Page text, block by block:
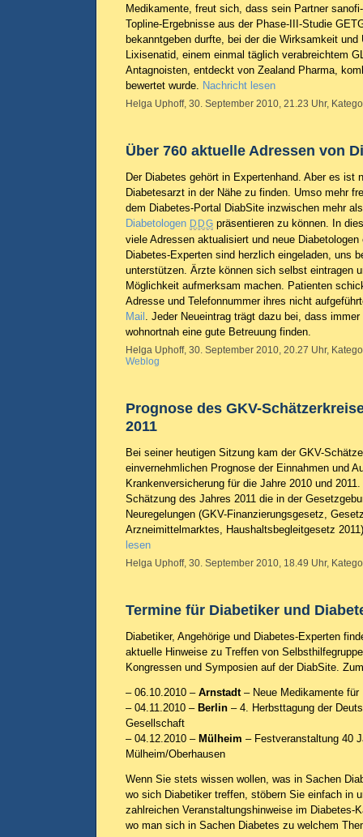
Medikamente, freut sich, dass sein Partner
Topline-Ergebnisse aus der Phase-III-Studie
bekanntgeben durfte, bei der die Wirksamkeit
Lixisenatid, einem einmal täglich verabreichtem
Antagnoisten, entdeckt von Zealand Pharma,
bewertet wurde. Nachricht lesen
Helga Uphoff, 30. September 2010, 21.23 Uhr,
Über 760 aktuelle Adressen von
Der Diabetes gehört in Expertenhand. Aber es ist
Diabetesarzt in der Nähe zu finden. Umso mehr
dem Diabetes-Portal DiabSite inzwischen mehr
Diabetologen DDG präsentieren zu können. In
viele Adressen aktualisiert und neue
Diabetes-Experten sind herzlich eingeladen, uns
unterstützen. Ärzte können sich selbst eintragen
Möglichkeit aufmerksam machen. Patienten
Adresse und Telefonnummer ihres nicht
Mail . Jeder Neueintrag trägt dazu bei, dass
wohnortnah eine gute Betreuung finden.
Helga Uphoff, 30. September 2010, 20.27 Uhr,
Weblog
Prognose des GKV-
2011
Bei seiner heutigen Sitzung kam der GKV-
einvernehmlichen Prognose der Einnahmen und
Krankenversicherung für die Jahre 2010 und
Schätzung des Jahres 2011 die in der
Neuregelungen (GKV-Finanzierungsgesetz,
Arzneimittelmarktes, Haushaltsbegleitgesetz
lesen
Helga Uphoff, 30. September 2010, 18.49 Uhr,
Termine für Diabetiker und
Diabetiker, Angehörige und Diabetes-Experten
aktuelle Hinweise zu Treffen von
Kongressen und Symposien auf der DiabSite.
– 06.10.2010 – Arnstadt– Neue Medikamente für
– 04.11.2010 – Berlin – 4. Herbsttagung der
Gesellschaft
– 04.12.2010 – Mülheim – Festveranstaltung 40
Mülheim/Oberhausen
Wenn Sie stets wissen wollen, was in Sachen
wo sich Diabetiker treffen, stöbern Sie einfach in
zahlreichen Veranstaltungshinweise im Diabetes-
wo man sich in Sachen Diabetes zu welchem